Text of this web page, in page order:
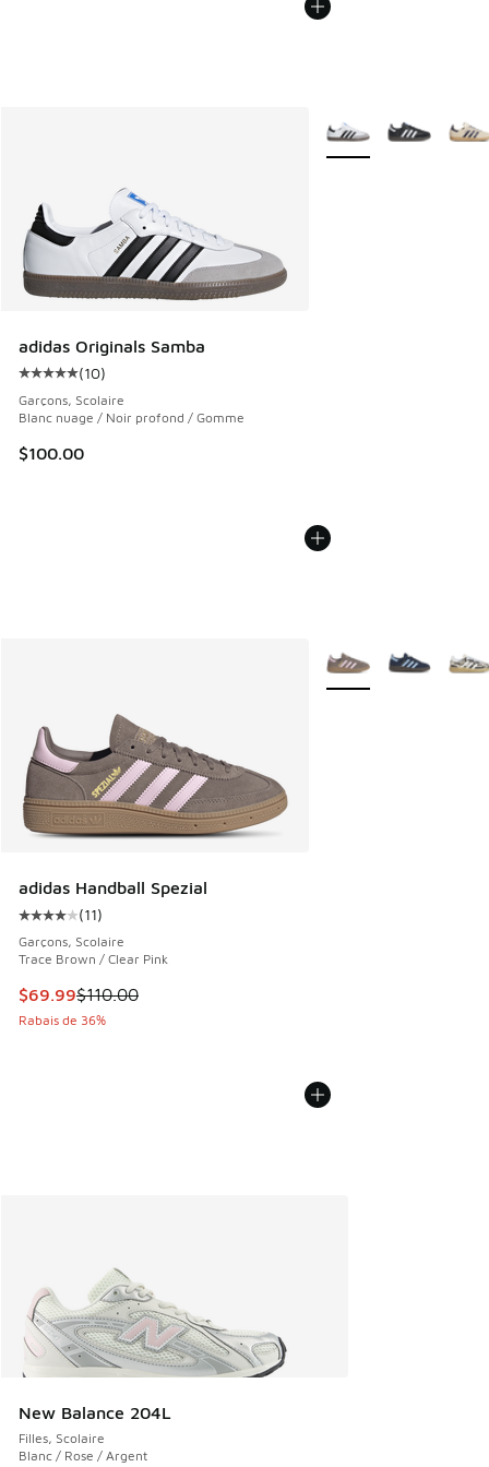
adidas Originals Samba
Cote moyenne du client - [5 sur 5 étoiles], 10
(10)
Garçons, Scolaire
Blanc nuage / Noir profond / Gomme
$100.00
Plus de couleurs
adidas Handball Spezial
Cote moyenne du client - [4 sur 5 étoiles], 11
(11)
Garçons, Scolaire
Trace Brown / Clear Pink
Cet article est en solde. Le prix est passé de $110.00 à
$69.99$110.00
Rabais de 36%
Plus de couleurs
New Balance 204L
Filles, Scolaire
Blanc / Rose / Argent